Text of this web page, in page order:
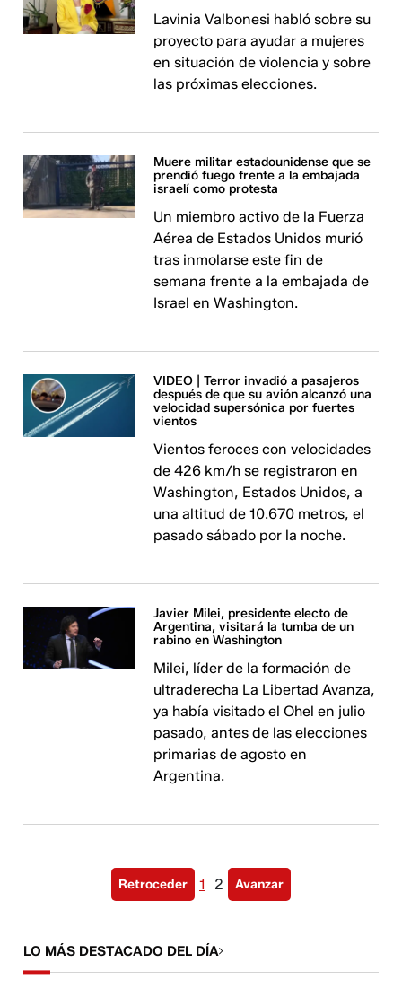
Lavinia Valbonesi habló sobre su
proyecto para ayudar a mujeres
en situación de violencia y sobre
las próximas elecciones.
Muere militar estadounidense que se
prendió fuego frente a la embajada
israelí como protesta
Un miembro activo de la Fuerza
Aérea de Estados Unidos murió
tras inmolarse este fin de
semana frente a la embajada de
Israel en Washington.
VIDEO | Terror invadió a pasajeros
después de que su avión alcanzó una
velocidad supersónica por fuertes
vientos
Vientos feroces con velocidades
de 426 km/h se registraron en
Washington, Estados Unidos, a
una altitud de 10.670 metros, el
pasado sábado por la noche.
Javier Milei, presidente electo de
Argentina, visitará la tumba de un
rabino en Washington
Milei, líder de la formación de
ultraderecha La Libertad Avanza,
ya había visitado el Ohel en julio
pasado, antes de las elecciones
primarias de agosto en
Argentina.
Retroceder 1 2 Avanzar
LO MÁS DESTACADO DEL DÍA